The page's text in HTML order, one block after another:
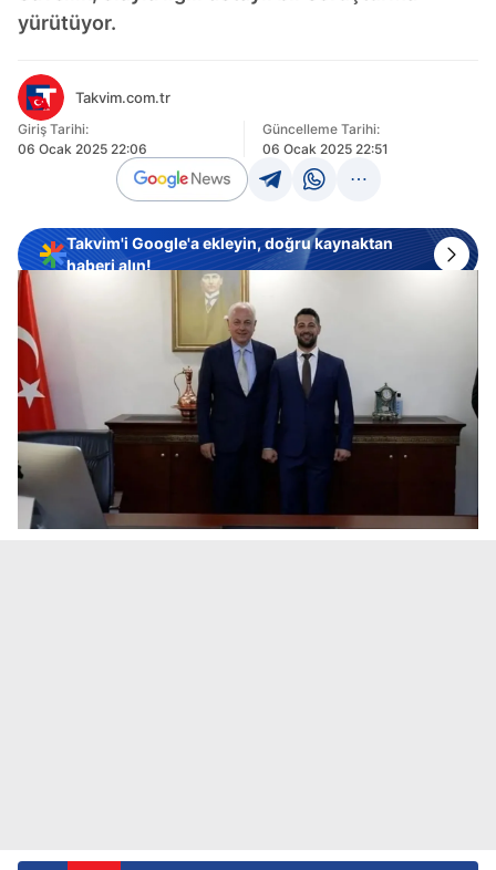
yürütüyor.
Takvim.com.tr
Giriş Tarihi:
06 Ocak 2025 22:06
Güncelleme Tarihi:
06 Ocak 2025 22:51
Takvim'i Google'a ekleyin, doğru kaynaktan
haberi alın!